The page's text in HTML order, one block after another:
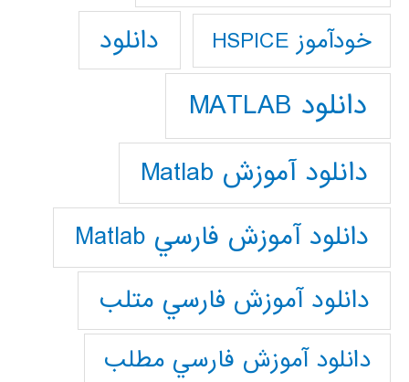
خودآموز HSPICE دانلود
دانلود MATLAB
دانلود آموزش Matlab
دانلود آموزش فارسي Matlab
دانلود آموزش فارسي متلب
دانلود آموزش فارسي مطلب